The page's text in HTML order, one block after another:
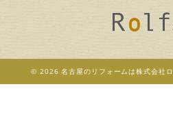
© 2026 名古屋のリフォームは株式会社ロ